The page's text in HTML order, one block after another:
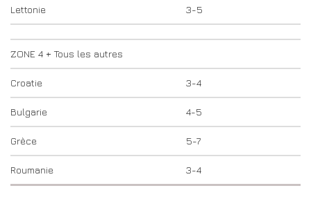
Lettonie 3-5
ZONE 4 + Tous les autres
Croatie 3-4
Bulgarie 4-5
Grèce 5-7
Roumanie 3-4